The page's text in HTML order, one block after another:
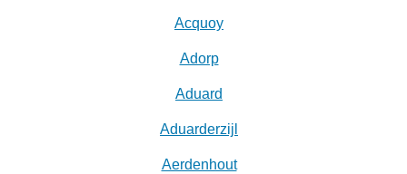
Acquoy
Adorp
Aduard
Aduarderzijl
Aerdenhout